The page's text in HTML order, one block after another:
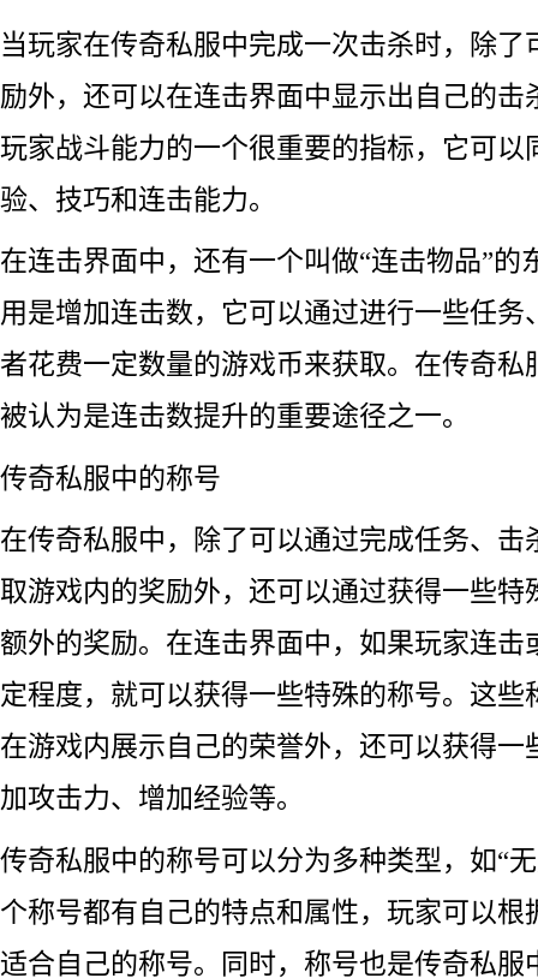
当玩家在传奇私服中完成一次击杀时，除了
励外，还可以在连击界面中显示出自己的击
玩家战斗能力的一个很重要的指标，它可以
验、技巧和连击能力。
在连击界面中，还有一个叫做“连击物品”的
用是增加连击数，它可以通过进行一些任务
者花费一定数量的游戏币来获取。在传奇私
被认为是连击数提升的重要途径之一。
传奇私服中的称号
在传奇私服中，除了可以通过完成任务、击
取游戏内的奖励外，还可以通过获得一些特
额外的奖励。在连击界面中，如果玩家连击
定程度，就可以获得一些特殊的称号。这些
在游戏内展示自己的荣誉外，还可以获得一
加攻击力、增加经验等。
传奇私服中的称号可以分为多种类型，如“
个称号都有自己的特点和属性，玩家可以根
适合自己的称号。同时，称号也是传奇私服